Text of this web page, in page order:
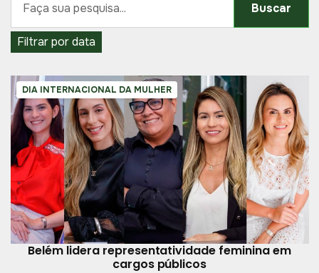
Buscar
Filtrar por data
DIA INTERNACIONAL DA MULHER
Belém lidera representatividade feminina em
cargos públicos